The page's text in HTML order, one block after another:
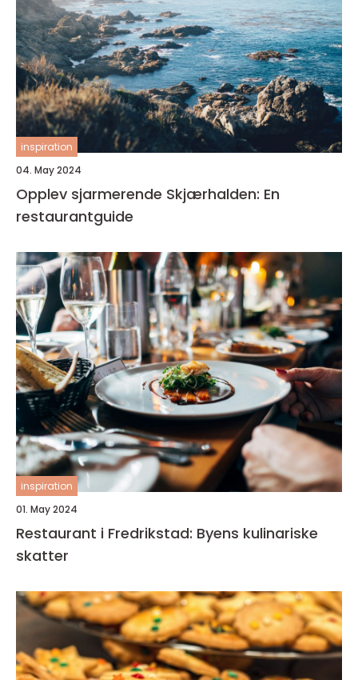
inspiration
04. May 2024
Opplev sjarmerende Skjærhalden: En
restaurantguide
inspiration
01. May 2024
Restaurant i Fredrikstad: Byens kulinariske
skatter